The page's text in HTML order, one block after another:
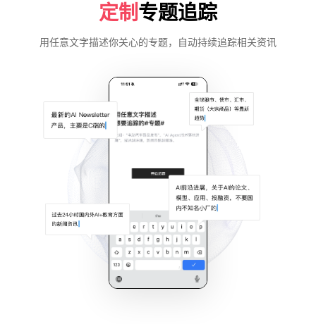
定制专题追踪
用任意文字描述你关心的专题，自动持续追踪相关资讯